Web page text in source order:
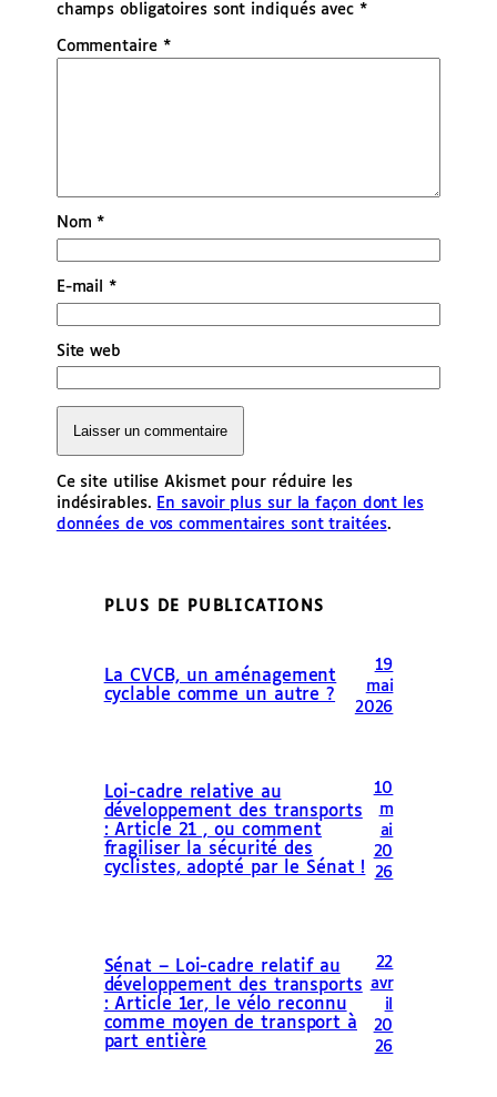
champs obligatoires sont indiqués avec *
Commentaire *
Nom*
E-mail*
Site web
Ce site utilise Akismet pour réduire les
indésirables. En savoir plus sur la façon dont les
données de vos commentaires sont traitées.
PLUS DE PUBLICATIONS
La CVCB, un aménagement
cyclable comme un autre ?
19
mai
2026
Loi-cadre relative au
développement des transports
: Article 21 , ou comment
fragiliser la sécurité des
cyclistes, adopté par le Sénat !
10
m
ai
20
26
Sénat – Loi-cadre relatif au
développement des transports
: Article 1er, le vélo reconnu
comme moyen de transport à
part entière
22
avr
il
20
26